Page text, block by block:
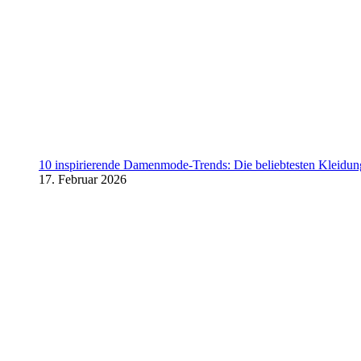
10 inspirierende Damenmode-Trends: Die beliebtesten
17. Februar 2026